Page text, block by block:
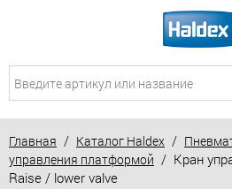
Главная / Каталог Haldex /
управления платформой / Кран
Raise / lower valve